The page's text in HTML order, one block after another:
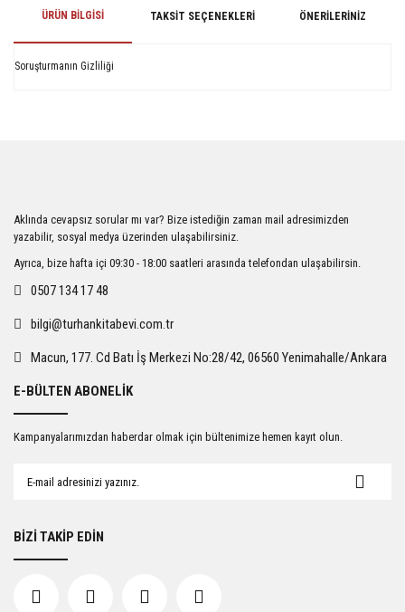
ÜRÜN BILGISI TAKSIT SEÇENEKLERI ÖNERILERINIZ
Soruşturmanın Gizliliği
Ürün açıklamasında eksik bilgiler bulunuyor.
Ürün bilgilerinde hatalar bulunuyor.
Ürün fiyatı diğer sitelerden daha pahalı.
Gönder
Aklında cevapsız sorular mı var? Bize istediğin zaman mail adresimizden
yazabilir, sosyal medya üzerinden ulaşabilirsiniz.
Ayrıca, bize hafta içi 09:30 - 18:00 saatleri arasında telefondan ulaşabilirsin.
0507 134 17 48
bilgi@turhankitabevi.com.tr
Macun, 177. Cd Batı İş Merkezi No:28/42, 06560 Yenimahalle/Ankara
E-BÜLTEN ABONELİK
Kampanyalarımızdan haberdar olmak için bültenimize hemen kayıt olun.
BİZİ TAKİP EDİN